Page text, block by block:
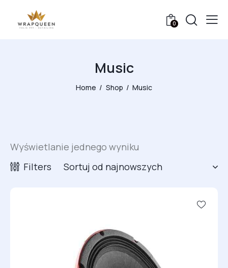
0
Music
Home Shop Music
Wyświetlanie jednego wyniku
Filters